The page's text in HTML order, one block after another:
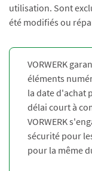
utilisation. Sont
été modifiés ou
VORWERK
éléments
la date d'achat
délai court à
VORWERK
sécurité pour
pour la même